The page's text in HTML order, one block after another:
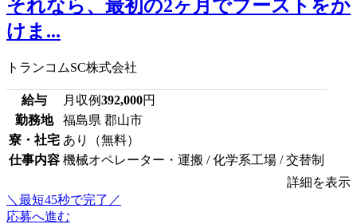
それなら、最初の2ヶ月でブーストをか
けま...
トランコムSC株式会社
給与 月収例392,000円
勤務地
福島県 郡山市
寮・社宅 あり（無料）
仕事内容 機械オペレーター・運搬 / 化学系工場 / 交替制
詳細を表示
＼最短45秒で完了／
応募へ進む